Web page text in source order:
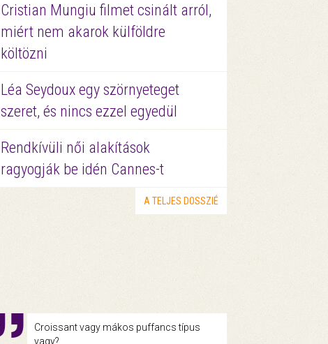
Cristian Mungiu filmet csinált arról,
miért nem akarok külföldre
költözni
Léa Seydoux egy szörnyeteget
szeret, és nincs ezzel egyedül
Rendkívüli női alakítások
ragyogják be idén Cannes-t
A TELJES DOSSZIÉ
Croissant vagy mákos puffancs típus
vagy?